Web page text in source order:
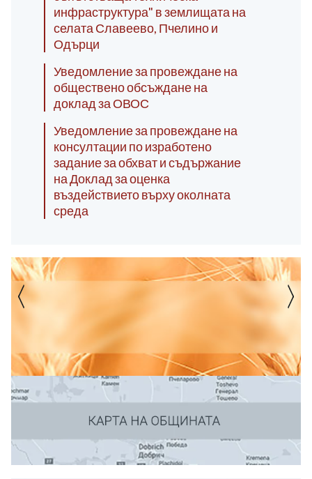
инфраструктура" в землищата на
селата Славеево, Пчелино и
Одърци
Уведомление за провеждане на
обществено обсъждане на
доклад за ОВОС
Уведомление за провеждане на
консултации по изработено
задание за обхват и съдържание
на Доклад за оценка
въздействието върху околната
среда